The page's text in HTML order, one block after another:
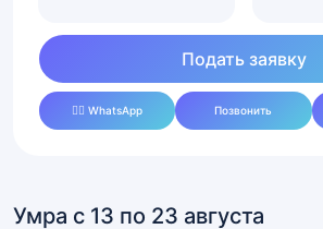
Подать заявку
✍🏻 WhatsApp Позвонить
Умра с 13 по 23 августа